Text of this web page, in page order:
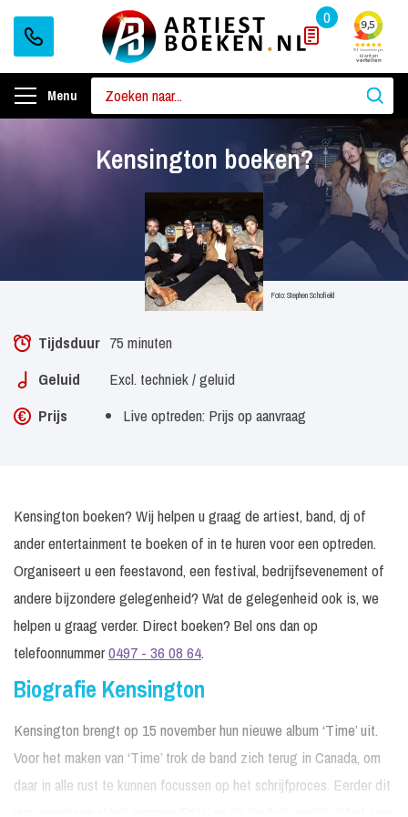
0
Menu
Kensington boeken?
Foto: Stephen Schofield
Tijdsduur 75 minuten
Geluid
Excl. techniek / geluid
Prijs
Live optreden: Prijs op aanvraag
Kensington boeken? Wij helpen u graag de artiest, band, dj of
ander entertainment te boeken of in te huren voor een optreden.
Organiseert u een feestavond, een festival, bedrijfsevenement of
andere bijzondere gelegenheid? Wat de gelegenheid ook is, we
helpen u graag verder. Direct boeken? Bel ons dan op
telefoonnummer0497 - 36 08 64.
Biografie Kensington
Kensington brengt op 15 november hun nieuwe album ‘Time’ uit.
Voor het maken van ‘Time’ trok de band zich terug in Canada, om
daar in alle rust te kunnen focussen op het schrijfproces. Eerder dit